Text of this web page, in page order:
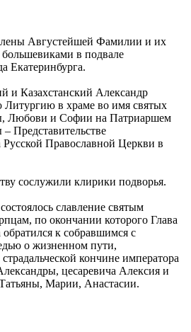
Августейшей Фамилии и их
в подвале
Екатеринбурга.
и Казахстанский Александр
в храме во имя святых
Любови и Софии на Патриаршем
Представительстве
Православной Церкви в
сослужили клирики подворья.
славление святым
по окончании которого Глава
к собравшимся с
о жизненном пути,
кончине императора
цесаревича Алексия и
Марии, Анастасии.